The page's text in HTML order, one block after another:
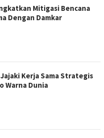
Mitigasi Bencana
Dengan Damkar
Kerja Sama Strategis
Warna Dunia